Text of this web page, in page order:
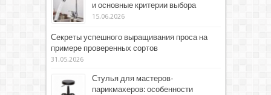
и основные критерии выбора
15.06.2026
Секреты успешного выращивания проса на
примере проверенных сортов
31.05.2026
Стулья для мастеров-
парикмахеров: особенности